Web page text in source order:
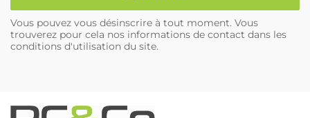
Vous pouvez vous désinscrire à tout moment. Vous
trouverez pour cela nos informations de contact dans les
conditions d'utilisation du site.